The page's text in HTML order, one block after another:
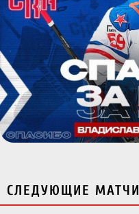
СЛЕДУЮЩИЕ МАТЧИ